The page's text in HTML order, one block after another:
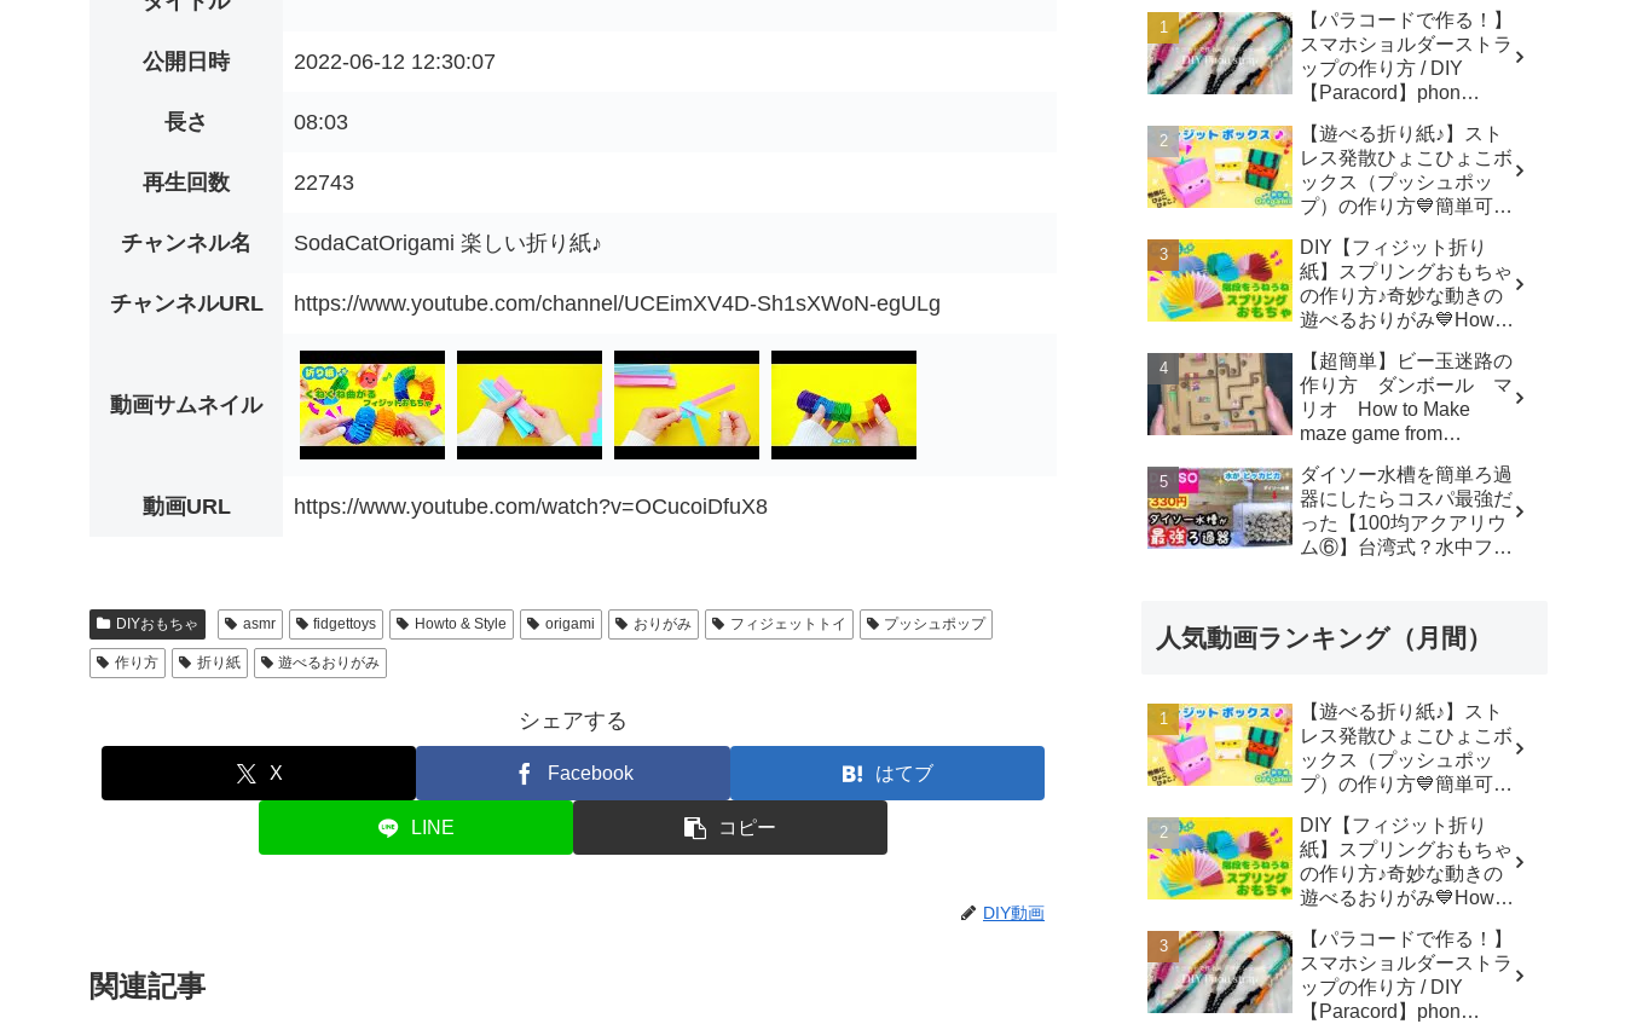
公開日時 2022-06-12 12:30:07
長さ 08:03
再生回数 22743
チャンネル名 SodaCatOrigami 楽しい折り紙♪
チャンネルURL https://www.youtube.com/channel/UCEimXV4D-Sh1sXWoN-egULg
動画サムネイル
動画URL https://www.youtube.com/watch?v=OCucoiDfuX8
DIYおもちゃ asmr fidgettoys Howto & Style origami おりがみ フィジェットトイ プッシュポップ
作り方 折り紙 遊べるおりがみ
シェアする
X Facebook はてブ
LINE コピー
DIY動画
関連記事
【パラコードで作る！】
スマホショルダーストラ
ップの作り方 / DIY
【Paracord】phon
Macrame traveler Hikaru
【遊べる折り紙♪】スト
レス発散ひょこひょこボ
ックス（プッシュポッ
プ）の作り方💙簡単可愛
made from origami (Pop-
it) 종이 접기로 만드는 팝
잇 - SodaCatOrigami 楽
しい折り紙♪
DIY【フィジット折り
紙】スプリングおもちゃ
の作り方♪奇妙な動きの
遊べるおりがみ💙How to
Origami -
SodaCatOrigami 楽しい
折り紙♪
【超簡単】ビー玉迷路の
作り方 ダンボール マ
リオ How to Make
maze game from
MotoCrafts
ダイソー水槽を簡単ろ過
器にしたらコスパ最強だ
った【100均アクアリウ
ム⑥】台湾式？水中フィ
人気動画ランキング（月間）
【遊べる折り紙♪】スト
レス発散ひょこひょこボ
ックス（プッシュポッ
プ）の作り方💙簡単可愛
made from origami (Pop-
it) 종이 접기로 만드는 팝
잇 - SodaCatOrigami 楽
しい折り紙♪
DIY【フィジット折り
紙】スプリングおもちゃ
の作り方♪奇妙な動きの
遊べるおりがみ💙How to
Origami -
SodaCatOrigami 楽しい
折り紙♪
【パラコードで作る！】
スマホショルダーストラ
ップの作り方 / DIY
【Paracord】phon